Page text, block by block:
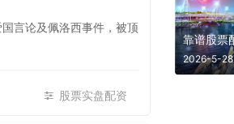
言论及佩洛西事件，被顶
股票实盘配资
2026-5-28